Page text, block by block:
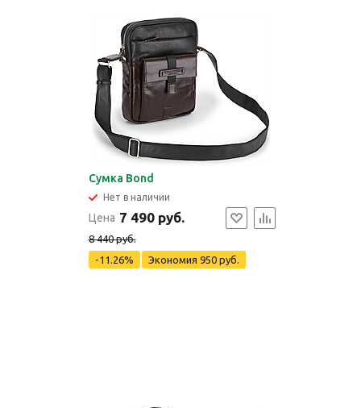
Сумка Bond
Нет в наличии
Цена 7 490 руб.
8 440 руб.
-11.26%
Экономия 950 руб.